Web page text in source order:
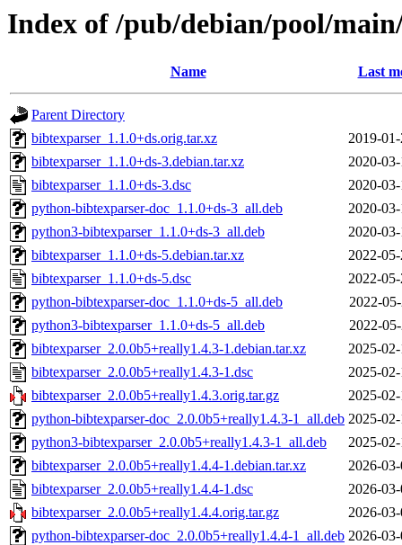
Index of /pub/debian/pool/
Name Last
Parent Directory
bibtexparser_1.1.0+ds.orig.tar.xz
2019-
bibtexparser_1.1.0+ds-3.debian.tar.xz
2020-
bibtexparser_1.1.0+ds-3.dsc
2020-
python-bibtexparser-doc_1.1.0+ds-3_all.deb
2020-
python3-bibtexparser_1.1.0+ds-3_all.deb
2020-
bibtexparser_1.1.0+ds-5.debian.tar.xz
2022-
bibtexparser_1.1.0+ds-5.dsc
2022-
python-bibtexparser-doc_1.1.0+ds-5_all.deb
2022-
python3-bibtexparser_1.1.0+ds-5_all.deb
2022-
bibtexparser_2.0.0b5+really1.4.3-1.debian.tar.xz
2025-
bibtexparser_2.0.0b5+really1.4.3-1.dsc
2025-
bibtexparser_2.0.0b5+really1.4.3.orig.tar.gz
2025-
python-bibtexparser-doc_2.0.0b5+really1.4.3-1_all.deb 2025-
python3-bibtexparser_2.0.0b5+really1.4.3-1_all.deb
2025-
bibtexparser_2.0.0b5+really1.4.4-1.debian.tar.xz
2026-
bibtexparser_2.0.0b5+really1.4.4-1.dsc
2026-
bibtexparser_2.0.0b5+really1.4.4.orig.tar.gz
2026-
python-bibtexparser-doc_2.0.0b5+really1.4.4-1_all.deb 2026-